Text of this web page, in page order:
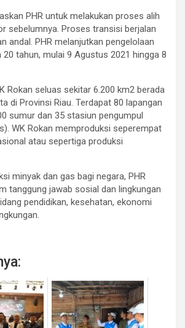
PHR untuk melakukan proses alih
sebelumnya. Proses transisi berjalan
andal. PHR melanjutkan pengelolaan
20 tahun, mulai 9 Agustus 2021 hingga 8
Rokan seluas sekitar 6.200 km2 berada
di Provinsi Riau. Terdapat 80 lapangan
sumur dan 35 stasiun pengumpul
WK Rokan memproduksi seperempat
atau sepertiga produksi
minyak dan gas bagi negara, PHR
tanggung jawab sosial dan lingkungan
pendidikan, kesehatan, ekonomi